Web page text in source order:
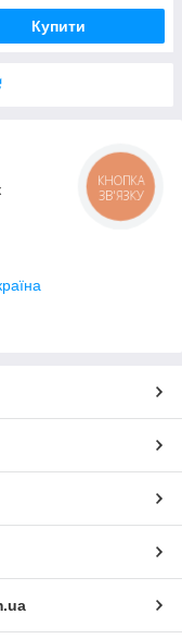
Купити
КНОПКА
ЗВ'ЯЗКУ